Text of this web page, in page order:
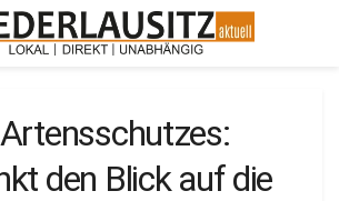
den Blick auf die